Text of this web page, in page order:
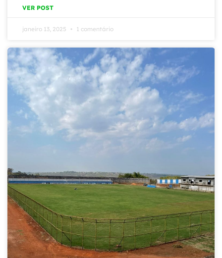
VER POST
janeiro 13, 2025 1 comentário